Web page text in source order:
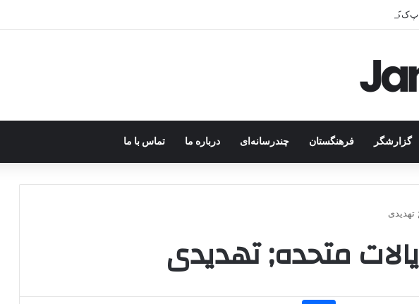
پ‌ک‌ک سلاح را زمین می‌گذارد؛ صلح یا تغییر زمین بازی؟
گزارشگر فرهنگستان چندرسانه‌ای درباره ما تماس با ما